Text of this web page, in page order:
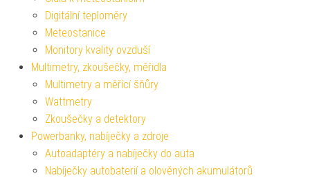
Digitální teploměry
Meteostanice
Monitory kvality ovzduší
Multimetry, zkoušečky, měřidla
Multimetry a měřící šňůry
Wattmetry
Zkoušečky a detektory
Powerbanky, nabíječky a zdroje
Autoadaptéry a nabíječky do auta
Nabíječky autobaterií a olověných akumulátorů